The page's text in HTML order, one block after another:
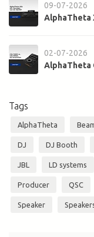
09-07-2026
AlphaTheta
02-07-2026
AlphaTheta
Tags
AlphaTheta
DJ DJ Booth
JBL LD systems
Producer QSC
Speaker